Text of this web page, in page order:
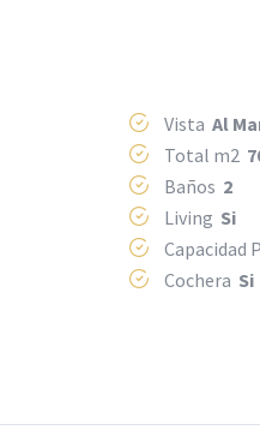
Vista Al
Total m2
Baños 2
Living Si
Capacidad
Cochera Si